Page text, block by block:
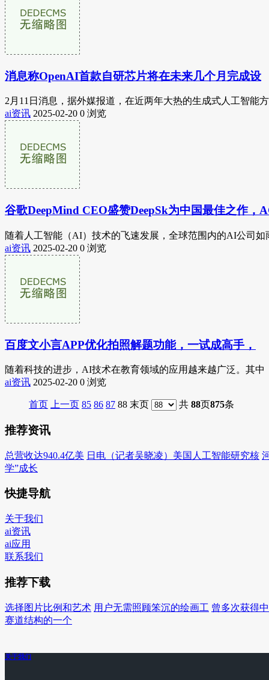
消息称OpenAI首款自研芯片将在未来几个月完成设
2月11日消息，据外媒报道，在近两年大热的生成式人工智能
ai资讯 2025-02-20 0 浏览
谷歌DeepMind CEO盛赞DeepSk为中国最佳之作，
随着人工智能（AI）技术的飞速发展，全球范围内的AI公司如
ai资讯 2025-02-20 0 浏览
百度文小言APP优化拍照解题功能，一试成高手，
随着科技的进步，AI技术在教育领域的应用越来越广泛。其
ai资讯 2025-02-20 0 浏览
首页 上一页 85 86 87 88 末页 共 88页875条
推荐资讯
总营收达940.4亿美 日电（记者吴晓凌）美国人工智能研究核
学”成长
快捷导航
关于我们
ai资讯
ai应用
联系我们
推荐下载
选择图片比例和艺术 用户无需照顾笨沉的绘画工 曾多次获得
赛道结构的一个
关于我们